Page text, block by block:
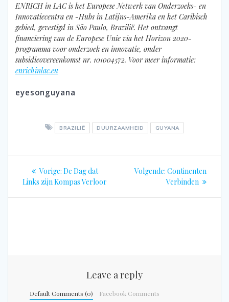
ENRICH in LAC is het Europese Netwerk van Onderzoeks- en
Innovatiecentra en -Hubs in Latijns-Amerika en het Caribisch
gebied, gevestigd in São Paulo, Brazilië. Het ontvangt
financiering van de Europese Unie via het Horizon 2020-
programma voor onderzoek en innovatie, onder
subsidieovereenkomst nr. 101004572. Voor meer informatie:
enrichinlac.eu
eyesonguyana
BRAZILIË DUURZAAMHEID GUYANA
Bericht
navigatie
Vorige: Vorig
bericht:
De Dag dat
Links zijn Kompas Verloor
Volgende: Volgend
bericht:
Continenten
Verbinden
Leave a reply
Default Comments (0) Facebook Comments